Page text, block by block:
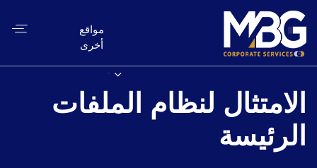
مواقع
أخرى
الامتثال لنظام الملفات
الرئيسة